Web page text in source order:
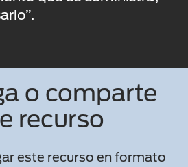
o comparte
recurso
este recurso en formato